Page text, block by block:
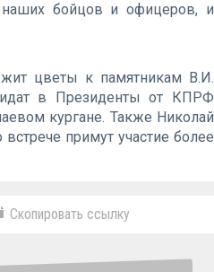
наших бойцов и офицеров, и
цветы к памятникам В.И.
в Президенты от КПРФ
кургане. Также Николай
примут участие более
Скопировать ссылку